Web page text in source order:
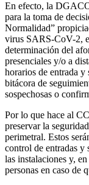
En efecto, la
para la toma de
Normalidad”
virus SARS-CoV-2,
determinación del
presenciales y/o a
horarios de entrada
bitácora de
sospechosas o
Por lo que hace al
preservar la
perimetral. Estos
control de entradas y
las instalaciones y,
personas en caso de